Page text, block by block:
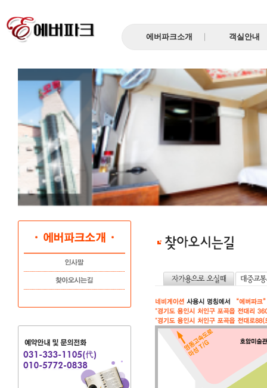
에버파크소개 객실안내